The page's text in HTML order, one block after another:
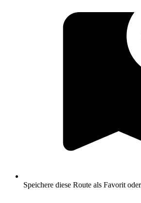
Speichere diese Route als Favorit